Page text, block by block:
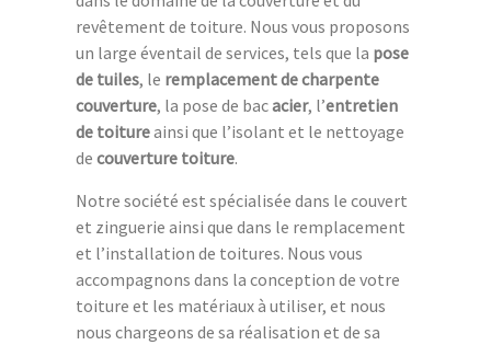
revêtement de toiture. Nous vous proposons
un large éventail de services, tels que la pose
de tuiles, le remplacement de charpente
couverture, la pose de bacacier, l’entretien
de toitureainsi que l’isolant et le nettoyage
de couverture toiture.
Notre société est spécialisée dans le couvert
et zinguerie ainsi que dans le remplacement
et l’installation de toitures. Nous vous
accompagnons dans la conception de votre
toiture et les matériaux à utiliser, et nous
nous chargeons de sa réalisation et de sa